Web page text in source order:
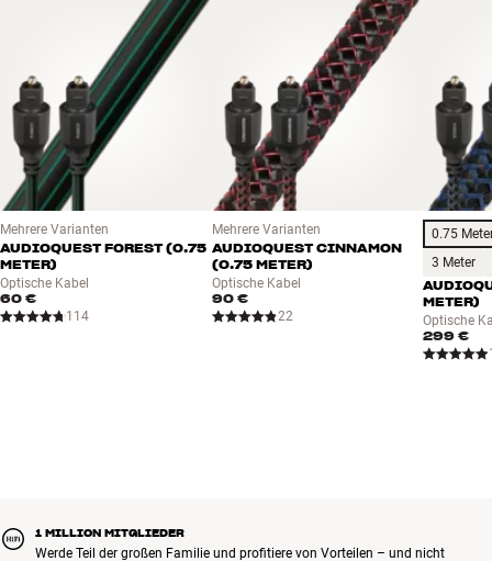
Mehr von AudioQuest
Mehrere Varianten
AUDIOQUEST FOREST (0.75
METER)
Optische Kabel
60 €
114
Mehrere Varianten
AUDIOQUEST CINNAMON
(0.75 METER)
Optische Kabel
90 €
22
0.75
3 Meter
METER)
Optische
299 €
1 MILLION MITGLIEDER
Werde Teil der großen Familie und profitiere von Vorteilen – und nicht